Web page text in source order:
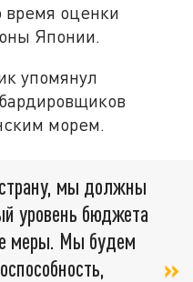
оценки
Японии.
упомянул
морем.
мы должны
уровень бюджета
меры. Мы будем